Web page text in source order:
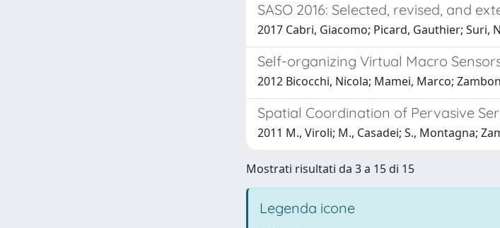
SASO 2016: Selected, revised, and
2017 Cabri, Giacomo; Picard, Gauthier; Suri,
Self-organizing Virtual Macro
2012 Bicocchi, Nicola; Mamei, Marco;
Spatial Coordination of Pervasive
2011 M., Viroli; M., Casadei; S., Montagna;
Mostrati risultati da 3 a 15 di 15
Legenda icone